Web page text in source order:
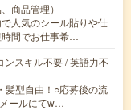
商品管理）
人気のシール貼りや仕
時間でお仕事希…
ンスキル不要 / 英語力不
髪型自由！○応募後の流
ールにてw…